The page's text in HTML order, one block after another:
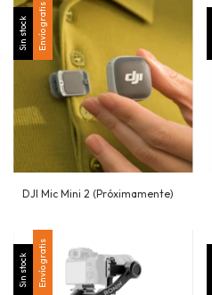
Sin stock Envío gratis
DJI Mic Mini 2 (Próximamente)
Sin stock Envío gratis